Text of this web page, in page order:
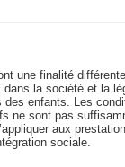
une finalité
dans la société et la
des enfants. Les
ne sont pas
aux
sociale.